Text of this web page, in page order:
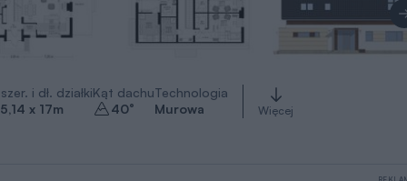
i dł. działki
x 17m
Kąt dachu
40°
Technologia
Murowa
Więcej